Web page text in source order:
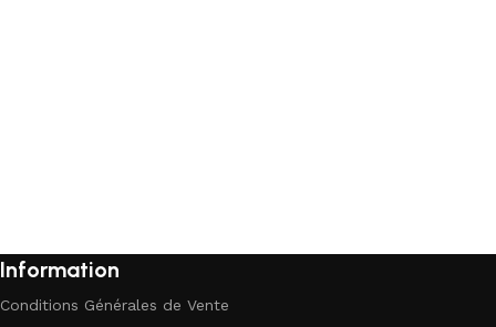
Information
Conditions Générales de Vente